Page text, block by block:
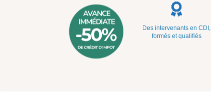
Des intervenants en CDI,
formés et qualifiés